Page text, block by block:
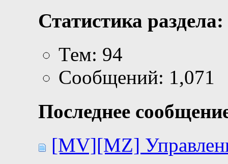
Статистика раздела:
Тем: 94
Сообщений: 1,071
Последнее
[MV][MZ]